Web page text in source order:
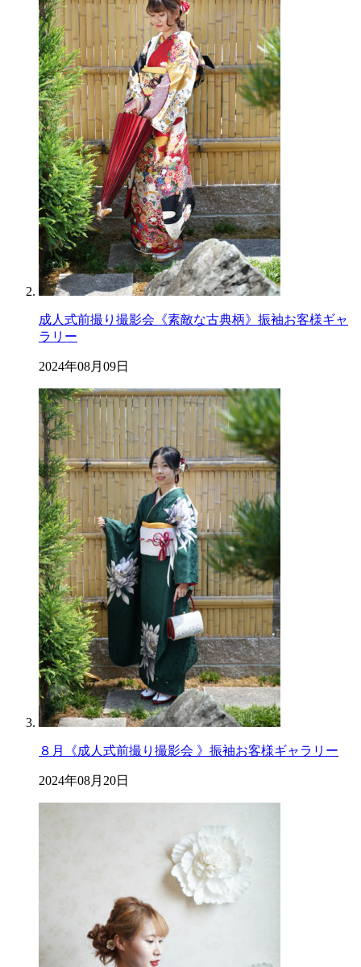
成人式前撮り撮影会《素敵な古典柄》振袖お客様ギャ
ラリー
2024年08月09日
８月《成人式前撮り撮影会 》振袖お客様ギャラリー
2024年08月20日